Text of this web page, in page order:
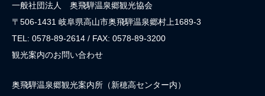
一般社団法人 奥飛騨温泉郷観光協会
〒506-1431 岐阜県高山市奥飛騨温泉郷村上1689-3
TEL: 0578-89-2614 / FAX: 0578-89-3200
観光案内のお問い合わせ
奥飛騨温泉郷観光案内所（新穂高センター内）